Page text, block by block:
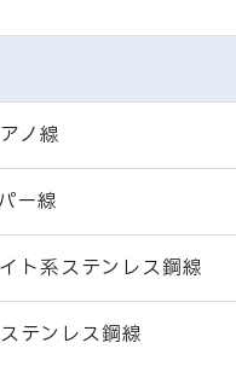
ノ線
ー線
ト系ステンレス鋼線
テンレス鋼線